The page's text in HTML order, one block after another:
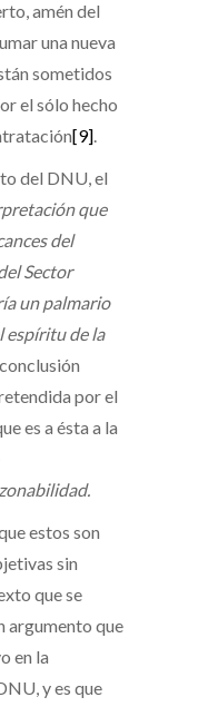
amén del
una nueva
sometidos
el sólo hecho
[9].
del DNU, el
que
del
Sector
un palmario
espíritu de la
por el
es a ésta a la
estos son
sin
que se
argumento que
en la
y es que